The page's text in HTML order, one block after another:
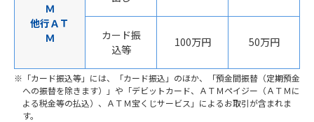
Ｍ
他行ＡＴ
Ｍ
カード振
込等
100万円 50万円
「カード振込等」には、「カード振込」のほか、「預金間振替（定期預金
への振替を除きます）」や「デビットカード、ＡＴＭペイジー（ＡＴＭに
よる税金等の払込）、ＡＴＭ宝くじサービス」によるお取引が含まれま
す。